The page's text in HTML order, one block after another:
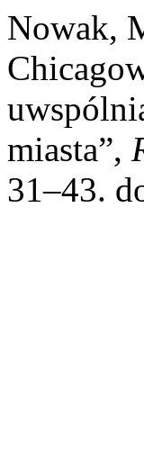
Nowak,
miasta”,
31–43.